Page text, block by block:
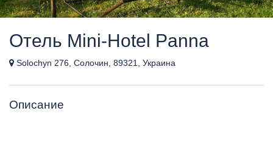
Отель Mini-Hotel Panna
Solochyn 276, Солочин, 89321, Украина
Описание